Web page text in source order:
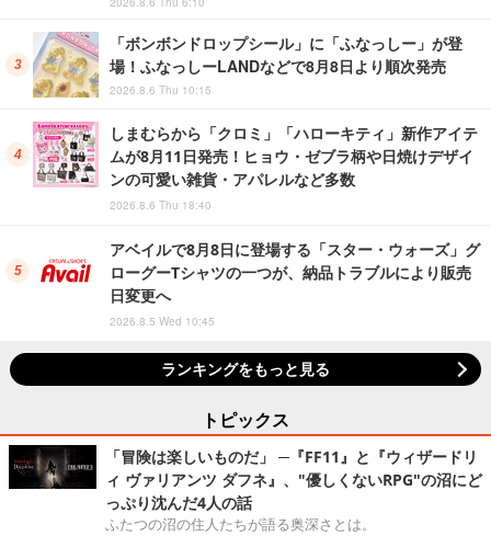
「ボンボンドロップシール」に「ふなっしー」が登
場！ふなっしーLANDなどで8月8日より順次発売
2026.8.6 Thu 10:15
しまむらから「クロミ」「ハローキティ」新作アイテ
ムが8月11日発売！ヒョウ・ゼブラ柄や日焼けデザイ
ンの可愛い雑貨・アパレルなど多数
2026.8.6 Thu 18:40
アベイルで8月8日に登場する「スター・ウォーズ」グ
ローグーTシャツの一つが、納品トラブルにより販売
日変更へ
2026.8.5 Wed 10:45
ランキングをもっと見る
トピックス
「冒険は楽しいものだ」 ─『FF11』と『ウィザードリ
ィ ヴァリアンツ ダフネ』、"優しくないRPG"の沼にど
っぷり沈んだ4人の話
ふたつの沼の住人たちが語る奥深さとは。